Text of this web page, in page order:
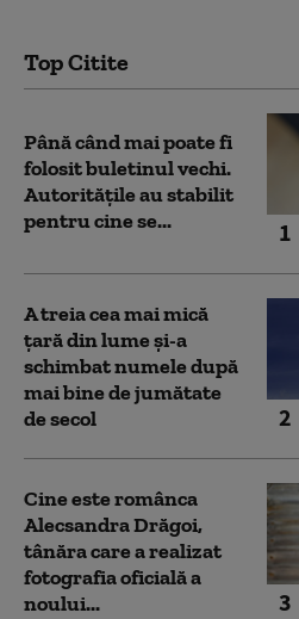
Top Citite
1
Până când mai poate fi
folosit buletinul vechi.
Autoritățile au stabilit
pentru cine se...
2
A treia cea mai mică
țară din lume și-a
schimbat numele după
mai bine de jumătate
de secol
3
Cine este românca
Alecsandra Drăgoi,
tânăra care a realizat
fotografia oficială a
noului...